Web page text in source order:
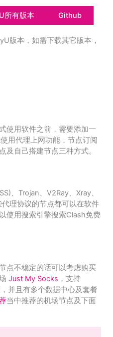
所有版本 Github
版本，如需下载其它版本，
使用软件之前，需要添加一
用代理上网功能，节点订阅
及自己搭建节点三种方式。
、Trojan、V2Ray、Xray、
理协议的节点都可以在软件
使用搜索引擎搜索Clash免费
点不稳定的话可以考虑购买
Just My Socks ，支持
并且有多个数据中心及套餐
当中推荐的机场节点及下面